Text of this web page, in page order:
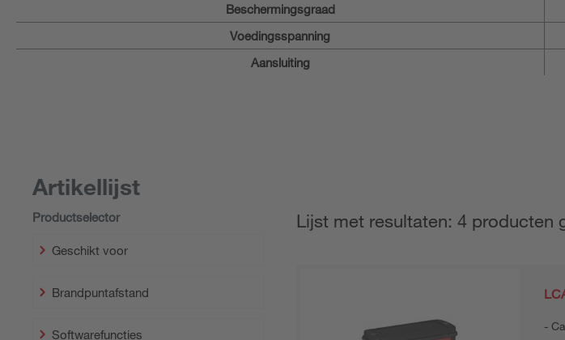
Beschermingsgraad
Voedingsspanning
Aansluiting
Artikellijst
Productselector
Geschikt voor
Brandpuntafstand
Softwarefuncties
Lijst met resultaten: 4 producten